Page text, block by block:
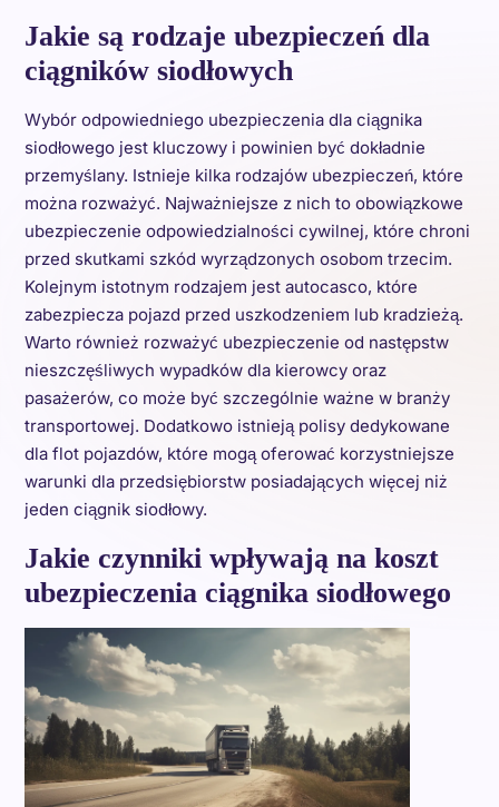
Jakie są rodzaje ubezpieczeń dla
ciągników siodłowych
Wybór odpowiedniego ubezpieczenia dla ciągnika
siodłowego jest kluczowy i powinien być dokładnie
przemyślany. Istnieje kilka rodzajów ubezpieczeń, które
można rozważyć. Najważniejsze z nich to obowiązkowe
ubezpieczenie odpowiedzialności cywilnej, które chroni
przed skutkami szkód wyrządzonych osobom trzecim.
Kolejnym istotnym rodzajem jest autocasco, które
zabezpiecza pojazd przed uszkodzeniem lub kradzieżą.
Warto również rozważyć ubezpieczenie od następstw
nieszczęśliwych wypadków dla kierowcy oraz
pasażerów, co może być szczególnie ważne w branży
transportowej. Dodatkowo istnieją polisy dedykowane
dla flot pojazdów, które mogą oferować korzystniejsze
warunki dla przedsiębiorstw posiadających więcej niż
jeden ciągnik siodłowy.
Jakie czynniki wpływają na koszt
ubezpieczenia ciągnika siodłowego